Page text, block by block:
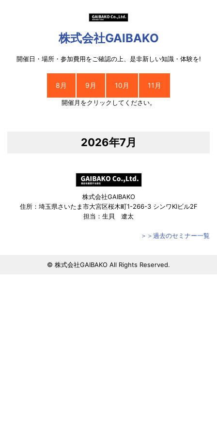
株式会社GAIBAKO
開催日・場所・参加費用をご確認の上、是非新しい知識・体験を!
8月 9月 10月 11月
開催月をクリックしてください。
2026年7月
株式会社GAIBAKO
住所：埼玉県さいたま市大宮区桜木町1-266-3 シンワKIビル2F
担当：生貝 遼太
＞＞過去のセミナー一覧
© 株式会社GAIBAKO All Rights Reserved.